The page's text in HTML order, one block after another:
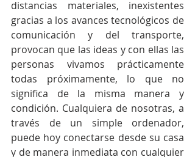
distancias materiales, inexistentes
gracias a los avances tecnológicos de
comunicación y del transporte,
provocan que las ideas y con ellas las
personas vivamos prácticamente
todas próximamente, lo que no
significa de la misma manera y
condición. Cualquiera de nosotras, a
través de un simple ordenador,
puede hoy conectarse desde su casa
y de manera inmediata con cualquier